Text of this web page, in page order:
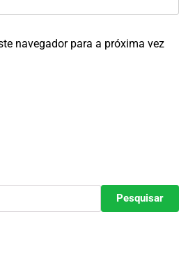
navegador para a próxima vez
Pesquisar